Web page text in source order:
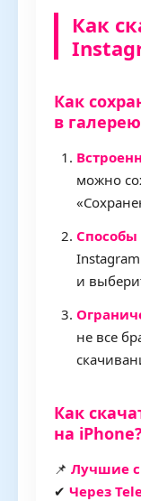
Как
Как
в
можно
Способы
и
не все
Как
на iPhone?
📌 Лучшие
✔ Через